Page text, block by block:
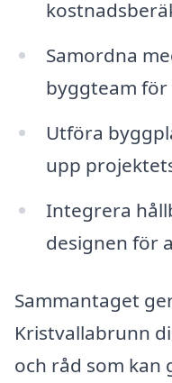
Samordna
byggteam
Utföra
upp
Integrera
designen för
Sammantaget
Kristvallabrunn
och råd som kan